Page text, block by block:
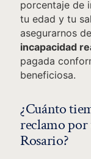
porcentaje de
tu edad y tu
asegurarnos
incapacidad
pagada
beneficiosa.
¿Cuánto
reclamo por
Rosario?